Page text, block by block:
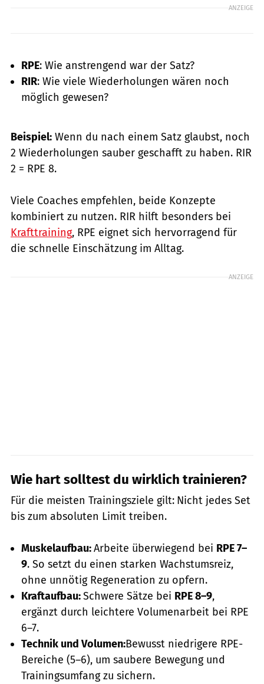
ANZEIGE
RPE: Wie anstrengend war der Satz?
RIR: Wie viele Wiederholungen wären noch
möglich gewesen?
Beispiel: Wenn du nach einem Satz glaubst, noch
2 Wiederholungen sauber geschafft zu haben. RIR
2 = RPE 8.
Viele Coaches empfehlen, beide Konzepte
kombiniert zu nutzen. RIR hilft besonders bei
Krafttraining, RPE eignet sich hervorragend für
die schnelle Einschätzung im Alltag.
ANZEIGE
Wie hart solltest du wirklich trainieren?
Für die meisten Trainingsziele gilt: Nicht jedes Set
bis zum absoluten Limit treiben.
Muskelaufbau:Arbeite überwiegend bei RPE 7–
9. So setzt du einen starken Wachstumsreiz,
ohne unnötig Regeneration zu opfern.
Kraftaufbau:Schwere Sätze bei RPE 8–9,
ergänzt durch leichtere Volumenarbeit bei RPE
6–7.
Technik und Volumen:Bewusst niedrigere RPE-
Bereiche (5–6), um saubere Bewegung und
Trainingsumfang zu sichern.